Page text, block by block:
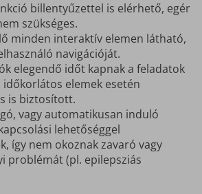
billentyűzettel is elérhető, egér
szükséges.
minden interaktív elemen látható,
navigációját.
elegendő időt kapnak a feladatok
időkorlátos elemek esetén
is biztosított.
vagy automatikusan induló
lehetőséggel
így nem okoznak zavaró vagy
problémát (pl. epilepsziás